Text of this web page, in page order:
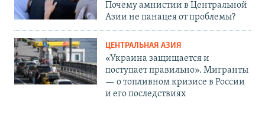
Почему амнистии в Центральной
Азии не панацея от проблемы?
ЦЕНТРАЛЬНАЯ АЗИЯ
«Украина защищается и
поступает правильно». Мигранты
— о топливном кризисе в России
и его последствиях